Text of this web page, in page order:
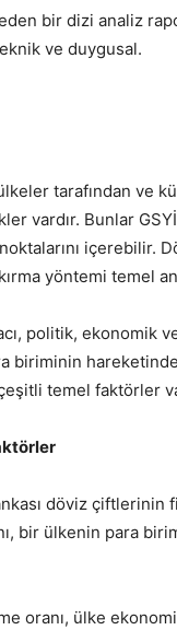
bir dizi analiz
ve duygusal.
tarafından ve
vardır. Bunlar
içerebilir.
yöntemi temel
politik, ekonomik
biriminin
temel faktörler
döviz
bir ülkenin para
oranı, ülke